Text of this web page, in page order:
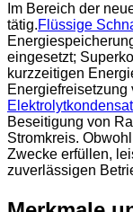
Im Bereich der
tätig.Flüssige
eingesetzt;
kurzzeitigen
Energiefreisetzung
Beseitigung von
Stromkreis.
Zwecke erfüllen,
zuverlässigen